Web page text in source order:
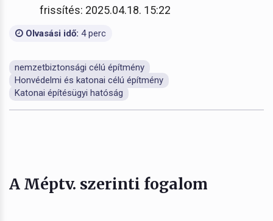
frissítés: 2025.04.18. 15:22
Olvasási idő: 4 perc
nemzetbiztonsági célú építmény
Honvédelmi és katonai célú építmény
Katonai építésügyi hatóság
A Méptv. szerinti fogalom